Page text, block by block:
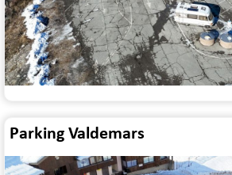
Parking Valdemars